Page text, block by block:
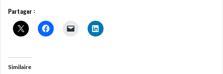
Partager :
Similaire